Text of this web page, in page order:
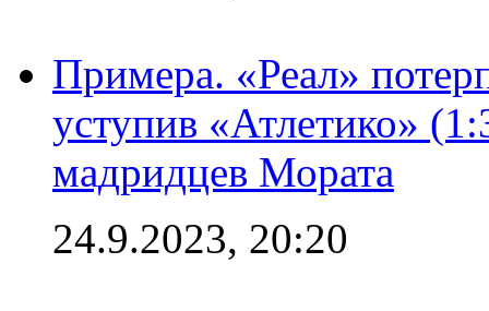
Примера. «Реал»
уступив «Атлетико»
мадридцев Мората
24.9.2023, 20:20